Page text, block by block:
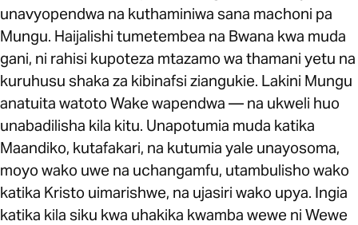
unavyopendwa na kuthaminiwa sana machoni pa
Mungu. Haijalishi tumetembea na Bwana kwa muda
gani, ni rahisi kupoteza mtazamo wa thamani yetu na
kuruhusu shaka za kibinafsi ziangukie. Lakini Mungu
anatuita watoto Wake wapendwa — na ukweli huo
unabadilisha kila kitu. Unapotumia muda katika
Maandiko, kutafakari, na kutumia yale unayosoma,
moyo wako uwe na uchangamfu, utambulisho wako
katika Kristo uimarishwe, na ujasiri wako upya. Ingia
katika kila siku kwa uhakika kwamba wewe ni Wewe